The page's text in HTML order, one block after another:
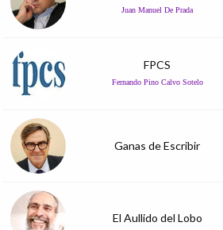
Juan Manuel De Prada
FPCS
Fernando Pino Calvo Sotelo
Ganas de Escribir
El Aullido del Lobo